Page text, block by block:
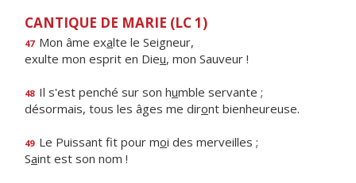
CANTIQUE DE MARIE (LC 1)
47 Mon âme exalte le Seigneur,
exulte mon esprit en Dieu, mon Sauveur !
48 Il s'est penché sur son humble servante ;
désormais, tous les âges me diront bienheureuse.
49 Le Puissant fit pour moi des merveilles ;
Saint est son nom !